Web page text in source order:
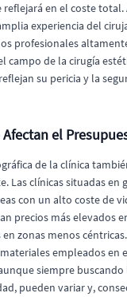
en el coste total.
experiencia del
profesionales
campo de la cirugía
su pericia y la
Afectan el
de la clínica
Las clínicas situadas en
con un alto coste de
precios más elevados
zonas menos
empleados en
siempre buscando
pueden variar y,